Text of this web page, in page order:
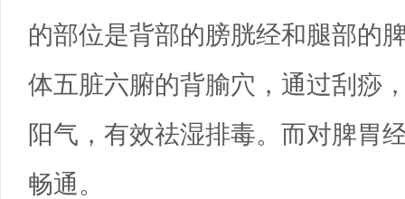
的部位是背部的膀胱经和腿部的
体五脏六腑的背腧穴，通过刮痧
阳气，有效祛湿排毒。而对脾胃
畅通。